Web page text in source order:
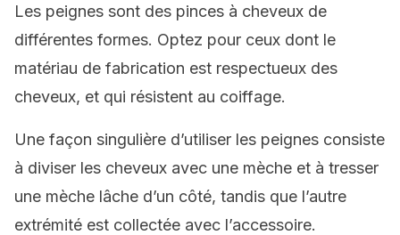
Les peignes sont des pinces à cheveux de
différentes formes. Optez pour ceux dont le
matériau de fabrication est respectueux des
cheveux, et qui résistent au coiffage.
Une façon singulière d’utiliser les peignes consiste
à diviser les cheveux avec une mèche et à tresser
une mèche lâche d’un côté, tandis que l’autre
extrémité est collectée avec l’accessoire.